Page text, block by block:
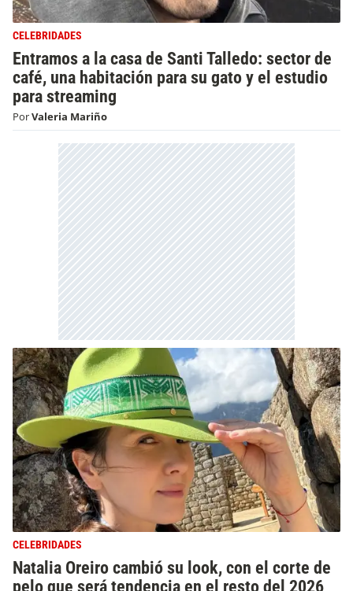
CELEBRIDADES
Entramos a la casa de Santi Talledo: sector de
café, una habitación para su gato y el estudio
para streaming
PorValeria Mariño
CELEBRIDADES
Natalia Oreiro cambió su look, con el corte de
pelo que será tendencia en el resto del 2026